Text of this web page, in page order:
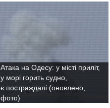
Атака на Одесу: у місті приліт,
у морі горить судно,
є постраждалі (оновлено,
фото)